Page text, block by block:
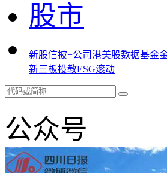
股市
新股信披+公司港美股数据基金
新三板投教ESG滚动
公众号